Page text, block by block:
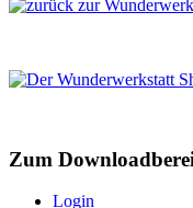
Zum
Login